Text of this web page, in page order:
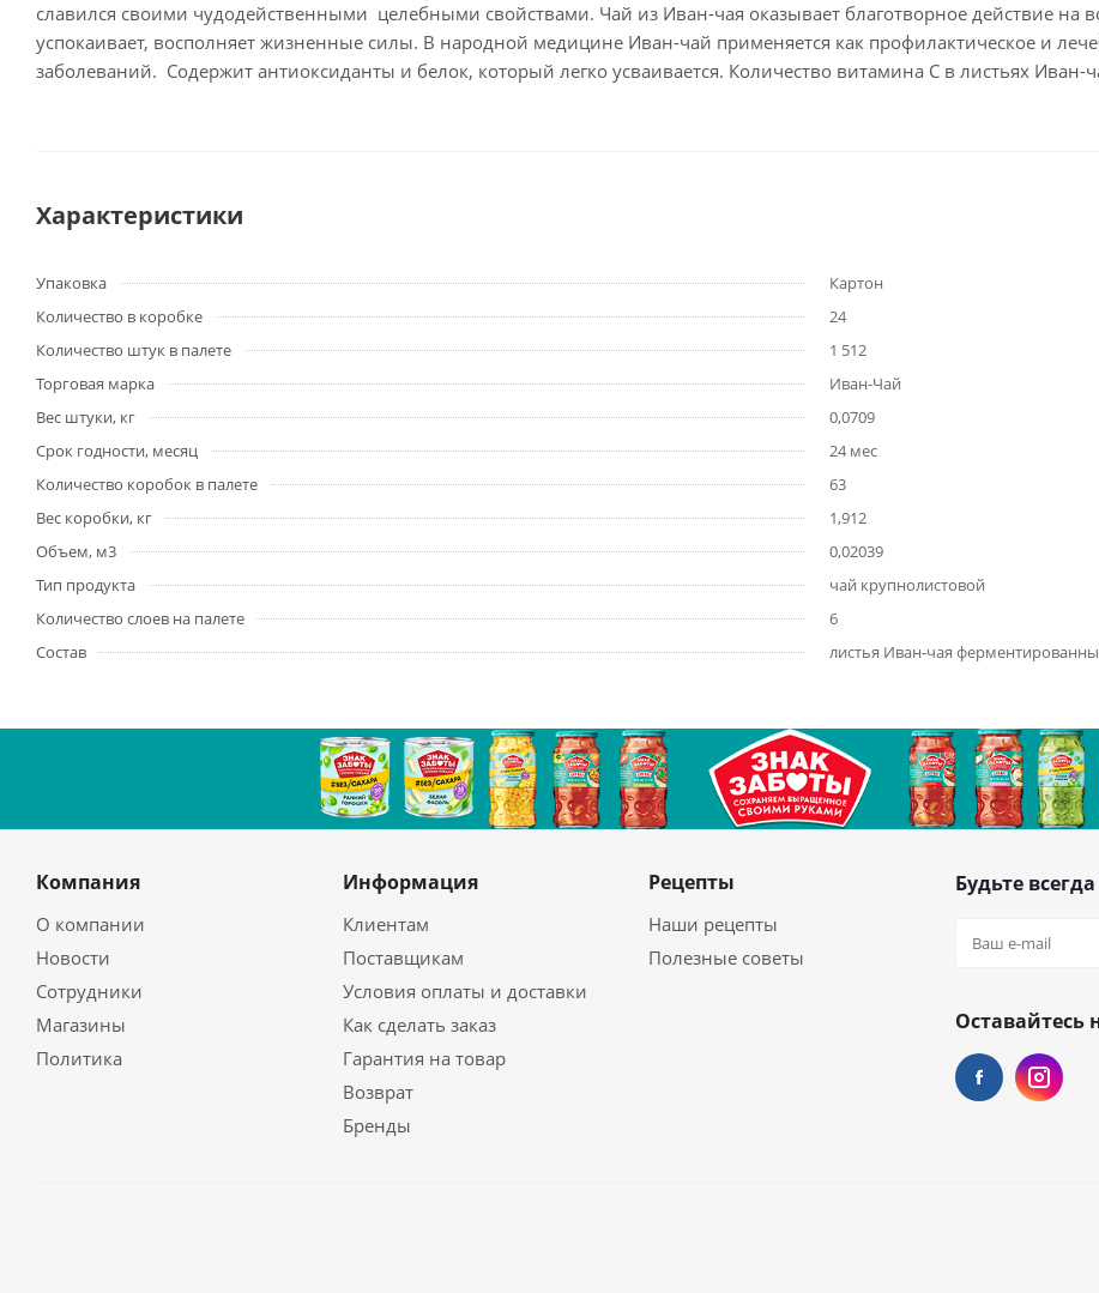
славился своими чудодейственными целебными свойствами. Чай из Иван-чая оказывает благотворное действие на
успокаивает, восполняет жизненные силы. В народной медицине Иван-чай применяется как профилактическое и
заболеваний. Содержит антиоксиданты и белок, который легко усваивается. Количество витамина С в листьях
Характеристики
Упаковка
Картон
Количество в коробке
24
Количество штук в палете
1 512
Торговая марка
Иван-Чай
Вес штуки, кг
0,0709
Срок годности, месяц
24 мес
Количество коробок в палете
63
Вес коробки, кг
1,912
Объем, м3
0,02039
Тип продукта
чай крупнолистовой
Количество слоев на палете
6
Состав
листья Иван-чая
Компания
О компании
Новости
Сотрудники
Магазины
Политика
Информация
Клиентам
Поставщикам
Условия оплаты и доставки
Как сделать заказ
Гарантия на товар
Возврат
Бренды
Рецепты
Наши рецепты
Полезные советы
Будьте
Оставайтесь